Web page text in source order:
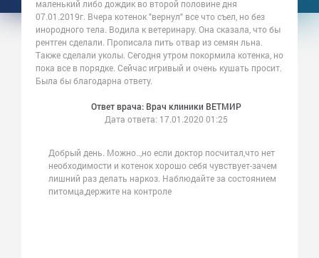
маленький либо дождик во второй половине дня
07.01.2019г. Вчера котенок "вернул" все что съел, но без
инородного тела. Водила к ветеринару. Она сказала, что бы
рентген сделали. Прописала пить отвар из семян льна.
Также сделали уколы. Сегодня утром покормила котенка, но
пока все в порядке. Сейчас игривый и очень кушать просит.
Была бы благодарна ответу.
Ответ врача: Врач клиники ВЕТМИР
Дата ответа: 17.01.2020 01:25
Добрый день. Можно..,но если доктор посчитал,что нет
необходимости и котенок хорошо себя чувствует-зачем
лишний раз делать наркоз. Наблюдайте за состоянием
питомца,держите на контроле